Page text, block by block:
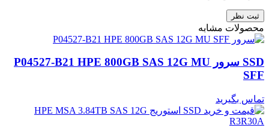
ثبت نظر
محصولات مشابه
SSD سرور P04527-B21 HPE 800GB SAS 12G MU
SFF
تماس بگیرید